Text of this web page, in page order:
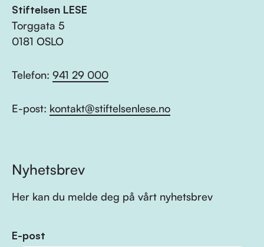
Stiftelsen LESE
Torggata 5
0181 OSLO
Telefon: 941 29 000
E-post: kontakt@stiftelsenlese.no
Nyhetsbrev
Her kan du melde deg på vårt nyhetsbrev
E-post